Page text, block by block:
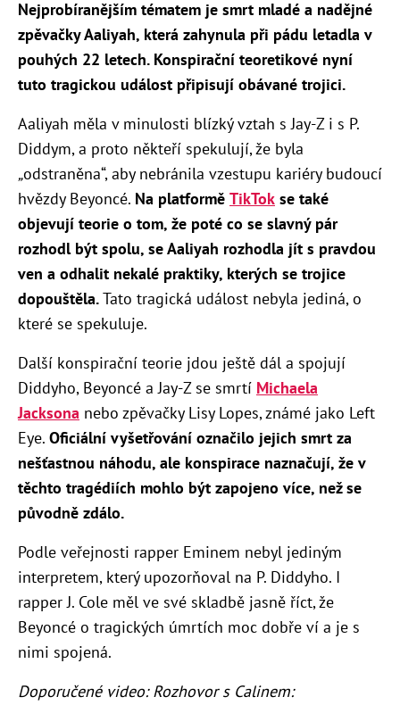
Nejprobíranějším tématem je smrt mladé a nadějné
zpěvačky Aaliyah, která zahynula při pádu letadla v
pouhých 22 letech. Konspirační teoretikové nyní
tuto tragickou událost připisují obávané trojici.
Aaliyah měla v minulosti blízký vztah s Jay-Z i s P.
Diddym, a proto někteří spekulují, že byla
„odstraněna“, aby nebránila vzestupu kariéry budoucí
hvězdy Beyoncé. Na platformě TikTok se také
objevují teorie o tom, že poté co se slavný pár
rozhodl být spolu, se Aaliyah rozhodla jít s pravdou
ven a odhalit nekalé praktiky, kterých se trojice
dopouštěla.Tato tragická událost nebyla jediná, o
které se spekuluje.
Další konspirační teorie jdou ještě dál a spojují
Diddyho, Beyoncé a Jay-Z se smrtí Michaela
Jacksona nebo zpěvačky Lisy Lopes, známé jako Left
Eye. Oficiální vyšetřování označilo jejich smrt za
nešťastnou náhodu, ale konspirace naznačují, že v
těchto tragédiích mohlo být zapojeno více, než se
původně zdálo.
Podle veřejnosti rapper Eminem nebyl jediným
interpretem, který upozorňoval na P. Diddyho. I
rapper J. Cole měl ve své skladbě jasně říct, že
Beyoncé o tragických úmrtích moc dobře ví a je s
nimi spojená.
Doporučené video: Rozhovor s Calinem: